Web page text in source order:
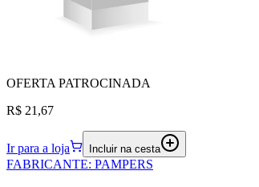
OFERTA PATROCINADA
R$ 21,67
Ir para a loja Incluir na cesta
FABRICANTE: PAMPERS